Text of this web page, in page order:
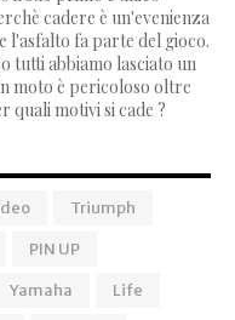
cadere è un'evenienza
l'asfalto fa parte del gioco.
tutti abbiamo lasciato un
moto è pericoloso oltre
quali motivi si cade ?
Triumph
PIN UP
Yamaha
Life